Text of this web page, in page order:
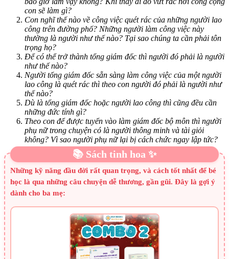
con sẽ làm gì?
Con nghĩ thế nào về công việc quét rác của những người lao
công trên đường phố? Những người làm công việc này
thường là người như thế nào? Tại sao chúng ta cần phải tôn
trọng họ?
Để có thể trở thành tổng giám đốc thì người đó phải là người
như thế nào?
Người tổng giám đốc sẵn sàng làm công việc của một người
lao công là quét rác thì theo con người đó phải là người như
thế nào?
Dù là tổng giám đốc hoặc người lao công thì cũng đều cần
những đức tính gì?
Theo con để được tuyển vào làm giám đốc bộ môn thì người
phụ nữ trong chuyện có là người thông minh và tài giỏi
không? Vì sao người phụ nữ lại bị cách chức ngay lập tức?
📚 Sách tinh hoa ✨
Những kỹ năng đầu đời rất quan trọng, và cách tốt nhất để bé
học là qua những câu chuyện dễ thương, gần gũi. Đây là gợi ý
dành cho ba mẹ: